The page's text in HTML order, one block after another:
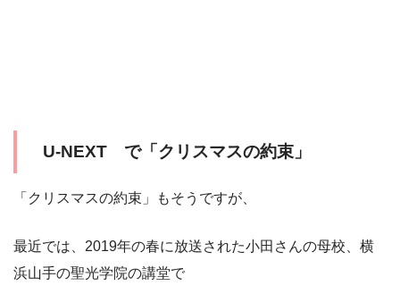
U-NEXT で「クリスマスの約束」
「クリスマスの約束」もそうですが、
最近では、2019年の春に放送された小田さんの母校、横
浜山手の聖光学院の講堂で